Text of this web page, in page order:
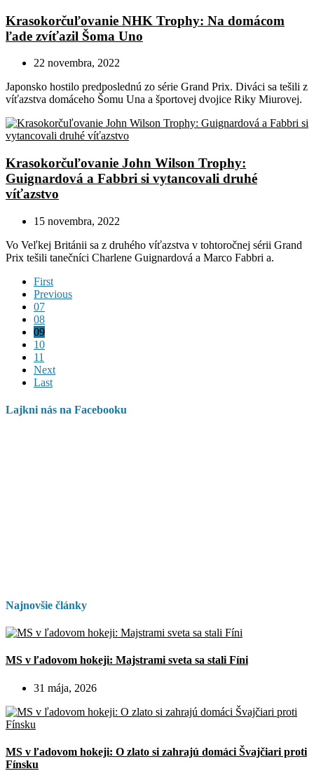
Krasokorčuľovanie NHK Trophy: Na domácom
ľade zvíťazil Šoma Uno
22 novembra, 2022
Japonsko hostilo predposlednú zo série Grand Prix. Diváci sa tešili z
víťazstva domáceho Šomu Una a športovej dvojice Riky Miurovej.
Krasokorčuľovanie John Wilson Trophy:
Guignardová a Fabbri si vytancovali druhé
víťazstvo
15 novembra, 2022
Vo Veľkej Británii sa z druhého víťazstva v tohtoročnej sérii Grand
Prix tešili tanečníci Charlene Guignardová a Marco Fabbri a.
First
Previous
07
08
09
10
11
Next
Last
Lajkni nás na Facebooku
Najnovšie články
MS v ľadovom hokeji: Majstrami sveta sa stali Fíni
31 mája, 2026
MS v ľadovom hokeji: O zlato si zahrajú domáci Švajčiari proti
Fínsku